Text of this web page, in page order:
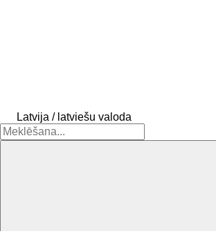
Latvija / latviešu valoda